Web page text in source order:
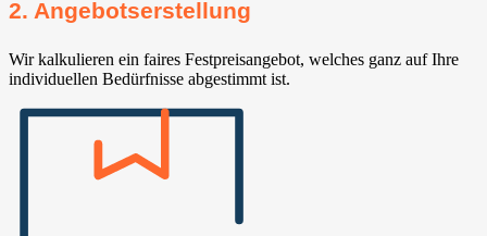
2. Angebotserstellung
Wir kalkulieren ein faires Festpreisangebot, welches ganz auf Ihre
individuellen Bedürfnisse abgestimmt ist.